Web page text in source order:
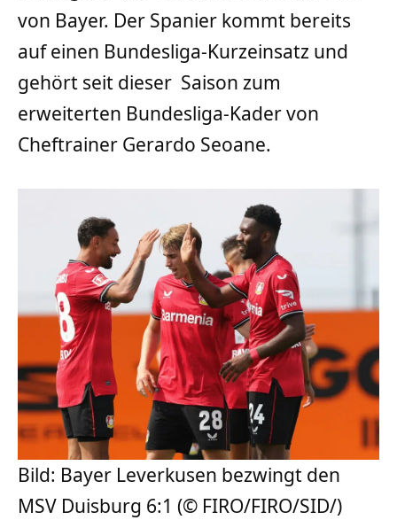
von Bayer. Der Spanier kommt bereits
auf einen Bundesliga-Kurzeinsatz und
gehört seit dieser Saison zum
erweiterten Bundesliga-Kader von
Cheftrainer Gerardo Seoane.
Bild: Bayer Leverkusen bezwingt den
MSV Duisburg 6:1 (© FIRO/FIRO/SID/)